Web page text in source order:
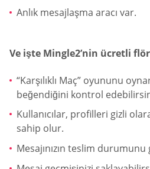
Anlık mesajlaşma aracı var.
Ve işte Mingle2’nin ücretli
“Karşılıklı Maç” oyununu
beğendiğini kontrol
Kullanıcılar, profilleri gizli
sahip olur.
Mesajınızın teslim